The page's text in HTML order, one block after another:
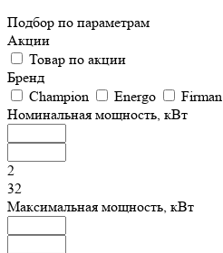
Подбор по параметрам
Акции
Товар по акции
Бренд
Champion
Energo Firman
Номинальная мощность, кВт
2
32
Максимальная мощность, кВт